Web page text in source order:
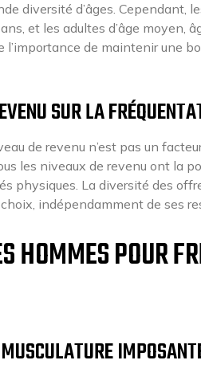
diversité d’âges. Cependant,
et les adultes d’âge moyen,
de maintenir une
SUR LA
de revenu n’est pas un
les niveaux de revenu ont la
physiques. La diversité des
indépendamment de ses
HOMMES POUR